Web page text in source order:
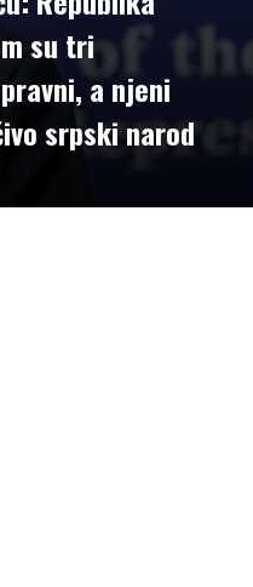
su tri
a njeni
srpski narod